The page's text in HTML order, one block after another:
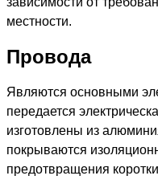
местности.
Провода
Являются основными
передается
изготовлены из
покрываются
предотвращения